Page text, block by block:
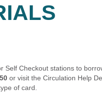
Checkout stations to
or visit the Circulation Help
of card.